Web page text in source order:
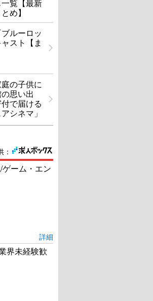
覧【最新
め】
ルーロッ
スト【ま
の子供に
思い出
で届ける
アシネマ」
：
ーム・エン
詳細
界未経験歓